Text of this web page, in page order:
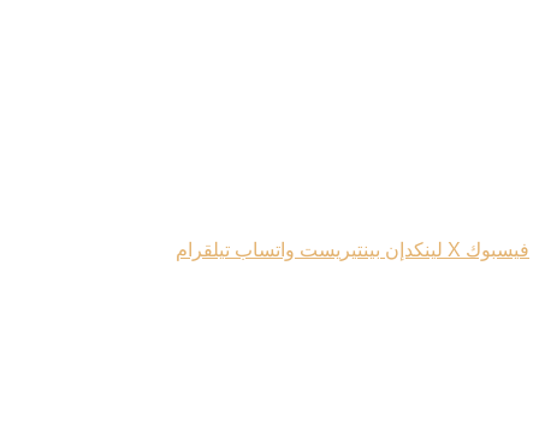
فيسبوك ‫X لينكدإن بينتيريست واتساب تيلقرام